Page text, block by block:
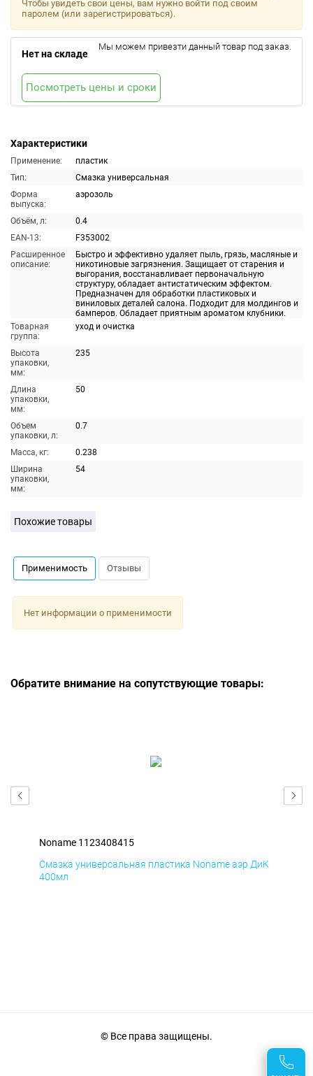
Характеристики
Применение:
пластик
Тип:
Смазка универсальная
Форма
выпуска:
аэрозоль
Объём, л:
0.4
EAN-13:
F353002
Расширенное
описание:
Быстро и эффективно удаляет пыль, грязь, масляные и
никотиновые загрязнения. Защищает от старения и
выгорания, восстанавливает первоначальную
структуру, обладает антистатическим эффектом.
Предназначен для обработки пластиковых и
виниловых деталей салона. Подходит для молдингов и
бамперов. Обладает приятным ароматом клубники.
Товарная
группа:
уход и очистка
Высота
упаковки,
мм:
235
Длина
упаковки,
мм:
50
Объем
упаковки, л:
0.7
Масса, кг:
0.238
Ширина
упаковки,
мм:
54
Чтобы увидеть свои цены, вам нужно войти под своим
паролем (или зарегистрироваться).
Нет на складе
Мы можем привезти данный товар под заказ.
Посмотреть цены и сроки
Похожие товары
Применимость Отзывы
Нет информации о применимости
Обратите внимание на сопутствующие товары:
Noname 1123408415
Смазка универсальная пластика Noname аэр ДиК
400мл
© Все права защищены.